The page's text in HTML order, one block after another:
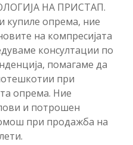
НА ПРИСТАП.
купиле опрема, ние
на компресијата
консултации по
помагаме да
при
опрема. Ние
и потрошен
при продажба на